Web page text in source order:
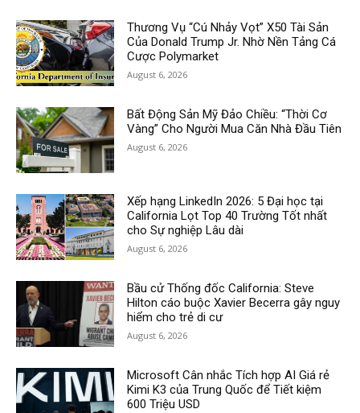
Thương Vụ “Cú Nhảy Vọt” X50 Tài Sản
Của Donald Trump Jr. Nhờ Nền Tảng Cá
Cược Polymarket
August 6, 2026
Bất Động Sản Mỹ Đảo Chiều: “Thời Cơ
Vàng” Cho Người Mua Căn Nhà Đầu Tiên
August 6, 2026
Xếp hạng LinkedIn 2026: 5 Đại học tại
California Lọt Top 40 Trường Tốt nhất
cho Sự nghiệp Lâu dài
August 6, 2026
Bầu cử Thống đốc California: Steve
Hilton cáo buộc Xavier Becerra gây nguy
hiểm cho trẻ di cư
August 6, 2026
Microsoft Cân nhắc Tích hợp AI Giá rẻ
Kimi K3 của Trung Quốc để Tiết kiệm
600 Triệu USD